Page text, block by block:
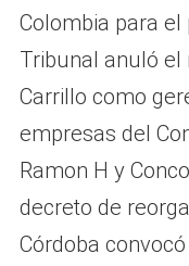
Colombia para
Tribunal anuló
Carrillo como
empresas del
Ramon H y
decreto de
Córdoba